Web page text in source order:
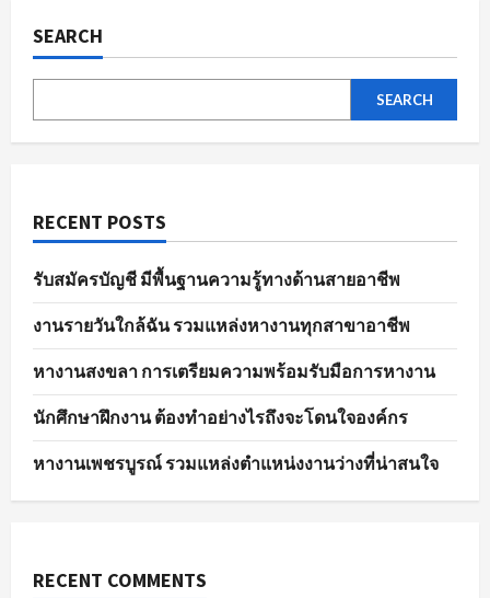
ใน
SEARCH
SEARCH
RECENT POSTS
รับสมัครบัญชี มีพื้นฐานความรู้ทางด้านสายอาชีพ
งานรายวันใกล้ฉัน รวมแหล่งหางานทุกสาขาอาชีพ
หางานสงขลา การเตรียมความพร้อมรับมือการหางาน
นักศึกษาฝึกงาน ต้องทำอย่างไรถึงจะโดนใจองค์กร
หางานเพชรบูรณ์ รวมแหล่งตำแหน่งงานว่างที่น่าสนใจ
RECENT COMMENTS